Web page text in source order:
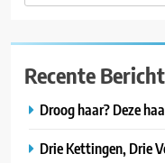
Recente
Droog haar? Deze
Drie Kettingen, Drie